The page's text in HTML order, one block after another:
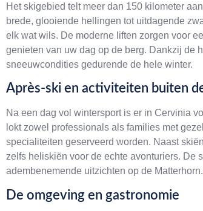
Het skigebied telt meer dan 150 kilometer
brede, glooiende hellingen tot uitdagende
elk wat wils. De moderne liften zorgen voor
genieten van uw dag op de berg. Dankzij de
sneeuwcondities gedurende de hele winter.
Après-ski en activiteiten buiten
Na een dag vol wintersport is er in Cervinia
lokt zowel professionals als families met
specialiteiten geserveerd worden. Naast
zelfs heliskiën voor de echte avonturiers. De
adembenemende uitzichten op de Matterhorn.
De omgeving en gastronomie